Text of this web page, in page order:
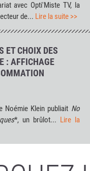
avec Opti'Miste TV, la
de... Lire la suite >>
ET CHOIX DES
: AFFICHAGE
Noémie Klein publiait No
*, un brûlot... Lire la